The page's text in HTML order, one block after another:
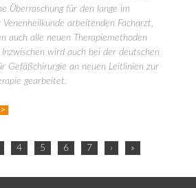
Überraschung für den lange im
Venenheilkunde arbeitenden Facharzt,
auch alle neuen Therapiemethoden
wird auch bei der deutschen
Gefäßchirurgie an neuen Leitlinien zur
gearbeitet.
4 5 6 7 › »